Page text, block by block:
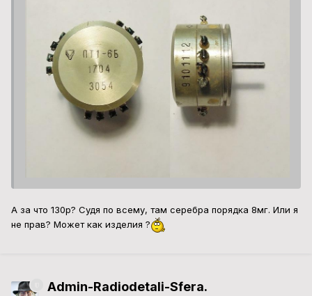
А за что 130р? Судя по всему, там серебра порядка 8мг. Или я
не прав? Может как изделия ?
Admin-Radiodetali-Sfera.